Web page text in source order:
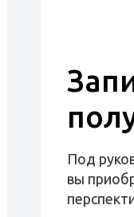
Под
вы